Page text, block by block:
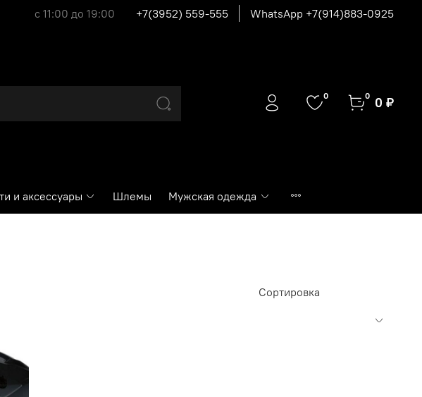
с 11:00 до 19:00 +7(3952) 559-555 WhatsApp +7(914)883-0925
0 0 0 ₽
и аксессуары Шлемы Мужская одежда